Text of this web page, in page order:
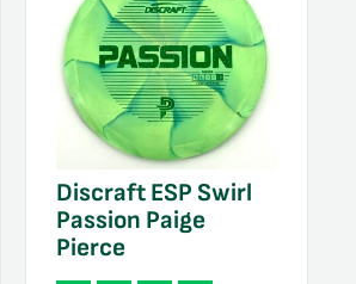
Discraft ESP Swirl
Passion Paige
Pierce